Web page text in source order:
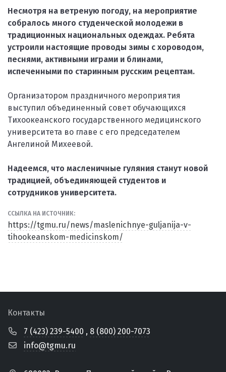
Несмотря на ветреную погоду, на мероприятие
собралось много студенческой молодежи в
традиционных национальных одеждах. Ребята
устроили настоящие проводы зимы с хороводом,
песнями, активными играми и блинами,
испеченными по старинным русским рецептам.
Организатором праздничного мероприятия
выступил объединенный совет обучающихся
Тихоокеанского государственного медицинского
университета во главе с его председателем
Ангелиной Михеевой.
Надеемся, что масленичные гуляния станут новой
традицией, объединяющей студентов и
сотрудников университета.
ССЫЛКА НА ИСТОЧНИК:
https://tgmu.ru/news/maslenichnye-guljanija-v-
tihookeanskom-medicinskom/
Контакты
7 (423) 239-5400 , 8 (800) 200-7073
info@tgmu.ru